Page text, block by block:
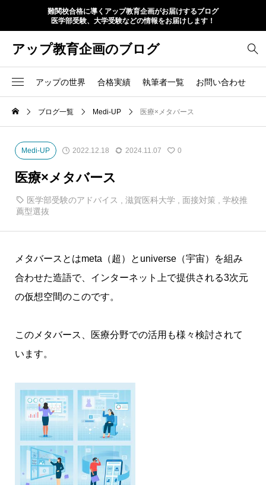
難関校合格に導くアップ教育企画がお届けするブログ
医学部受験、大学受験などの情報をお届けします！
アップ教育企画のブログ
アップの世界 合格実績 執筆者一覧 お問い合わせ
ブログ一覧 Medi-UP 医療×メタバース
Medi-UP 2022.12.18 2024.11.07 0
医療×メタバース
医学部受験のアドバイス 滋賀医科大学 面接対策
学校推
薦型選抜
メタバース とはmeta（超）と universe （宇宙）を組み
合わせた造語で、インターネット上で提供される3次元
の仮想空間のこのです。
この メタバース
、医療分野での活用も様々検討されて
います。